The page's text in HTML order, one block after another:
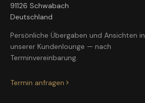
91126 Schwabach
Deutschland
Persönliche Übergaben und Ansichten in
unserer Kundenlounge — nach
Terminvereinbarung.
Termin anfragen